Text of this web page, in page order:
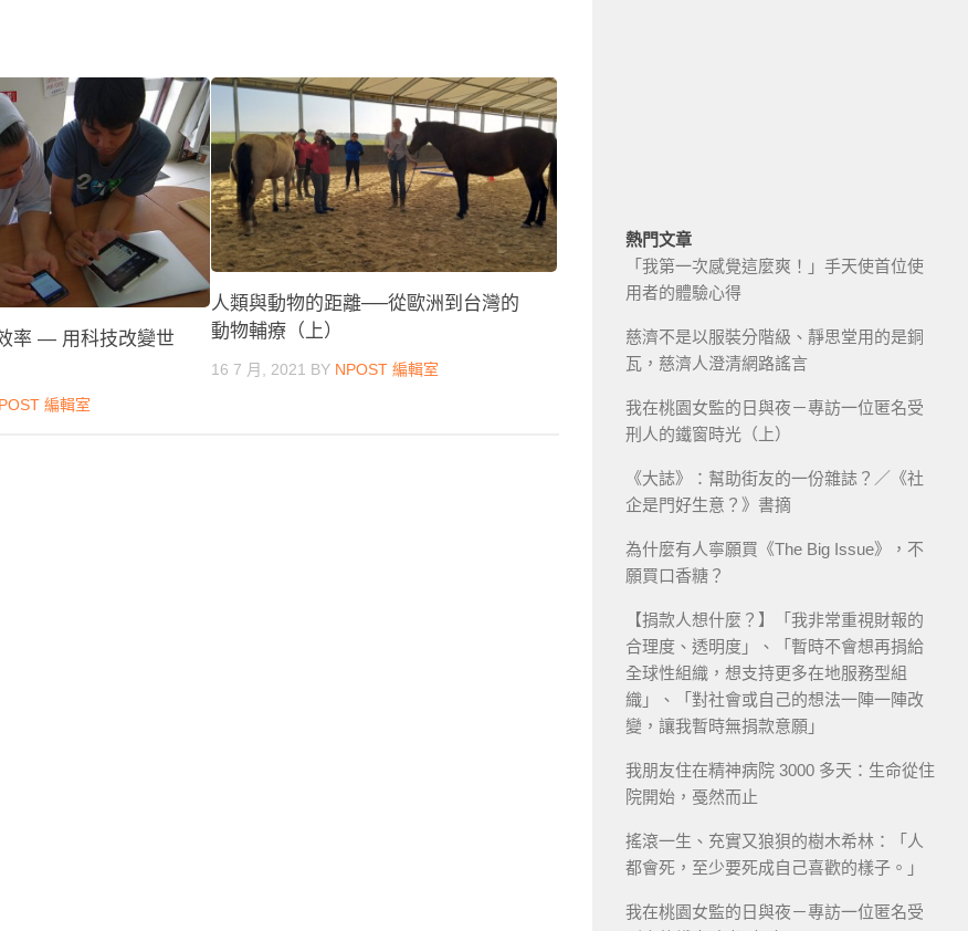
率 — 用科技改變世
編輯室
人類與動物的距離──從歐洲到台灣的
動物輔療（上）
16 7 月, 2021 BY NPOST 編輯室
熱門文章
「我第一次感覺這麼爽！」手天使首位使
用者的體驗心得
慈濟不是以服裝分階級、靜思堂用的是銅
瓦，慈濟人澄清網路謠言
我在桃園女監的日與夜－專訪一位匿名受
刑人的鐵窗時光（上）
《大誌》：幫助街友的一份雜誌？／《社
企是門好生意？》書摘
為什麼有人寧願買《The Big Issue》，不
願買口香糖？
【捐款人想什麼？】「我非常重視財報的
合理度、透明度」、「暫時不會想再捐給
全球性組織，想支持更多在地服務型組
織」、「對社會或自己的想法一陣一陣改
變，讓我暫時無捐款意願」
我朋友住在精神病院 3000 多天：生命從住
院開始，戞然而止
搖滾一生、充實又狼狽的樹木希林：「人
都會死，至少要死成自己喜歡的樣子。」
我在桃園女監的日與夜－專訪一位匿名受